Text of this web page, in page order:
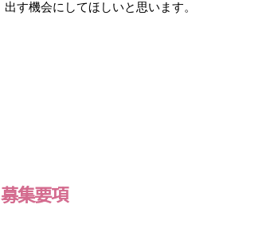
出す機会にしてほしいと思います。
募集要項